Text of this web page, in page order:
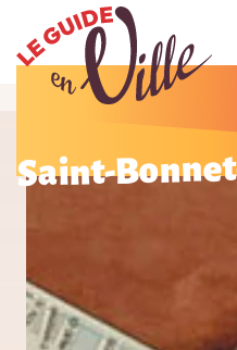
Saint-